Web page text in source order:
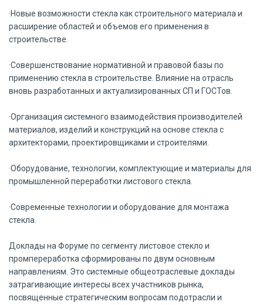
·Новые возможности стекла как строительного материала и
расширение областей и объемов его применения в
строительстве.
·Совершенствование нормативной и правовой базы по
применению стекла в строительстве. Влияние на отрасль
вновь разработанных и актуализированных СП и ГОСТов.
·Организация системного взаимодействия производителей
материалов, изделий и конструкций на основе стекла с
архитекторами, проектировщиками и строителями.
·Оборудование, технологии, комплектующие и материалы для
промышленной переработки листового стекла.
·Современные технологии и оборудование для монтажа
стекла.
Доклады на Форуме по сегменту листовое стекло и
промпереработка сформированы по двум основным
направлениям. Это системные общеотраслевые доклады
затрагивающие интересы всех участников рынка,
посвященные стратегическим вопросам подотрасли и